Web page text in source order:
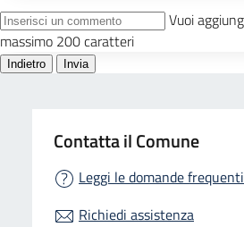
Contatta il Comune
Leggi le domande frequenti
Richiedi assistenza